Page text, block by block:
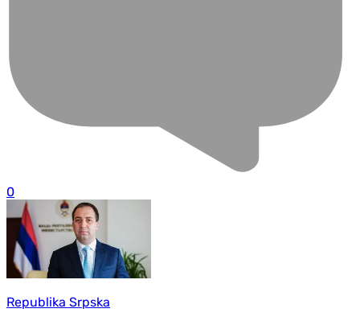
0
Republika Srpska